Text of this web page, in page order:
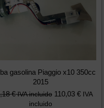
gasolina Piaggio x10 350cc
2015
€ IVA incluido 110,03 € IVA
incluido